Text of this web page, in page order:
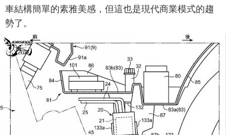
車結構簡單的素雅美感，但這也是現代商業模式的趨
勢了。